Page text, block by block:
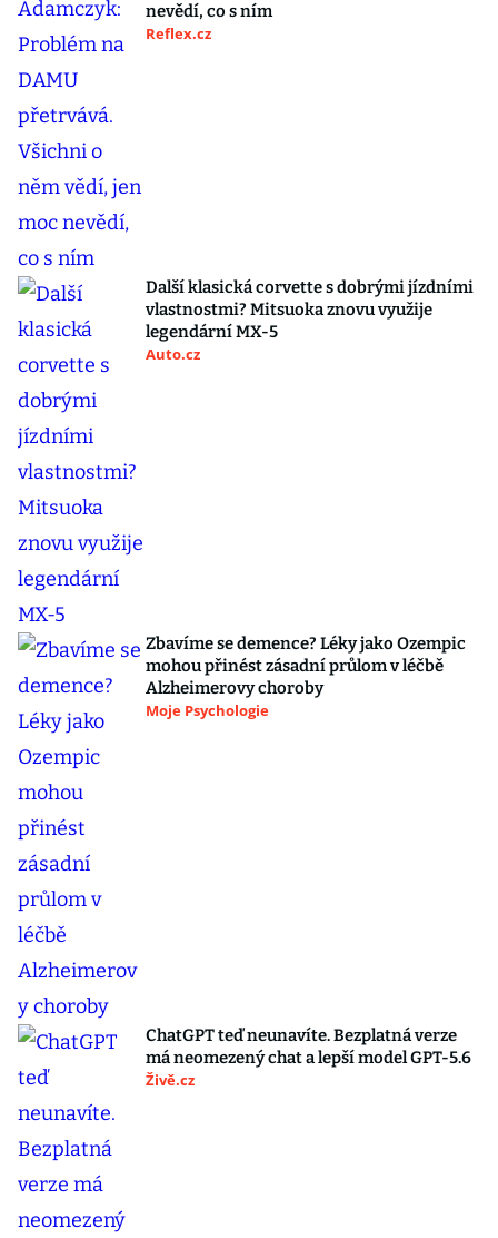
nevědí, co s ním
Reflex.cz
Další klasická corvette s dobrými jízdními
vlastnostmi? Mitsuoka znovu využije
legendární MX-5
Auto.cz
Zbavíme se demence? Léky jako Ozempic
mohou přinést zásadní průlom v léčbě
Alzheimerovy choroby
Moje Psychologie
ChatGPT teď neunavíte. Bezplatná verze
má neomezený chat a lepší model GPT-5.6
Živě.cz